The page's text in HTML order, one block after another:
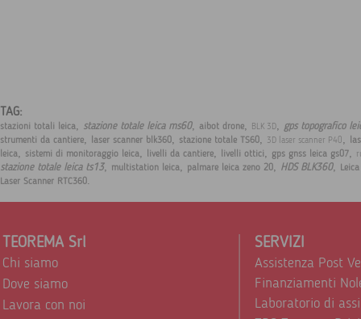
TAG:
stazioni totali leica, stazione totale leica ms60, aibot drone, BLK 3D, gps topografico
strumenti da cantiere, laser scanner blk360, stazione totale TS60, 3D laser scanner P40,
leica, sistemi di monitoraggio leica, livelli da cantiere, livelli ottici, gps gnss leica gs07,
stazione totale leica ts13, multistation leica, palmare leica zeno 20, HDS BLK360,
Laser Scanner RTC360.
TEOREMA Srl
Chi siamo
Dove siamo
Lavora con noi
SERVIZI
Assistenza Post
Finanziamenti
Laboratorio di